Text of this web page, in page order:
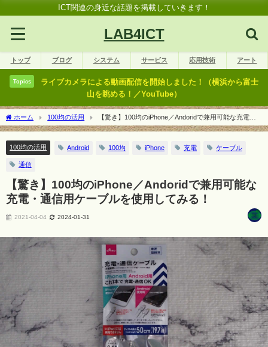
ICT関連の身近な話題を掲載していきます！
LAB4ICT
トップ ブログ システム サービス 応用技術 アート
Topics
ライブカメラによる動画配信を開始しました！（横浜から富士
山を眺める！／YouTube）
ホーム 100均の活用
【驚き】100均のiPhone／Andoridで兼用可能な充電・
通信用ケーブルを使用してみる！
100均の活用 Android 100均 iPhone 充電 ケーブル
通信
【驚き】100均のiPhone／Andoridで兼用可能な
充電・通信用ケーブルを使用してみる！
2021-04-04 2024-01-31